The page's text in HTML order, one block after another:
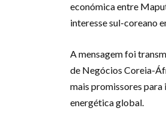
económica entre
interesse sul-coreano
A mensagem foi
de Negócios Coreia-
mais promissores
energética global.